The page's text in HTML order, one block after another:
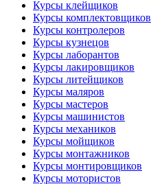
Курсы клейщиков
Курсы комплектовщиков
Курсы контролеров
Курсы кузнецов
Курсы лаборантов
Курсы лакировщиков
Курсы литейщиков
Курсы маляров
Курсы мастеров
Курсы машинистов
Курсы механиков
Курсы мойщиков
Курсы монтажников
Курсы монтировщиков
Курсы мотористов